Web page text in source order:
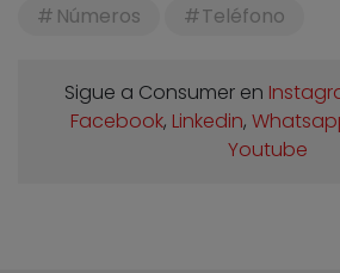
Números
Teléfono
Sigue a Consumer en
Facebook, Linkedin,
Youtube